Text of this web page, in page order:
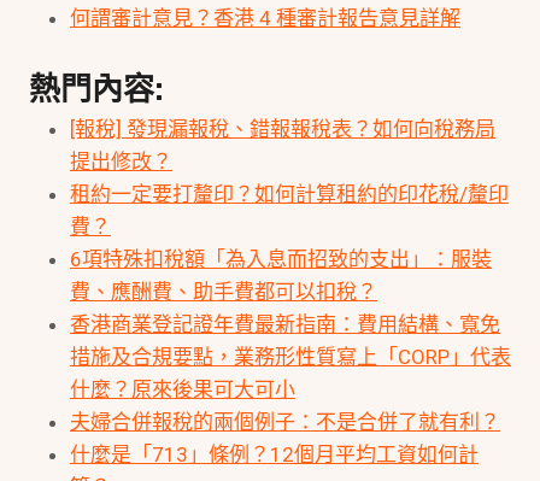
何謂審計意見？香港 4 種審計報告意見詳解
熱門內容:
[報稅] 發現漏報稅、錯報報稅表？如何向稅務局
提出修改？
租約一定要打釐印？如何計算租約的印花稅/釐印
費？
6項特殊扣稅額「為入息而招致的支出」：服裝
費、應酬費、助手費都可以扣稅？
香港商業登記證年費最新指南：費用結構、寬免
措施及合規要點，業務形性質寫上「CORP」代表
什麼？原來後果可大可小
夫婦合併報稅的兩個例子：不是合併了就有利？
什麼是「713」條例？12個月平均工資如何計